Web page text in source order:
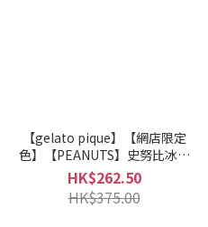
【gelato pique】【網店限定
色】【PEANUTS】史努比冰淇
淋圖案母子手帳M
PWGG232551
HK$262.50
HK$375.00